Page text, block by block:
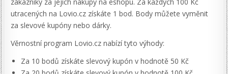
utracených na Lovio.cz získáte 1 bod. Body můžete vyměnit
za slevové kupóny nebo dárky.
Věrnostní program Lovio.cz nabízí tyto výhody:
Za 10 bodů získáte slevový kupón v hodnotě 50 Kč